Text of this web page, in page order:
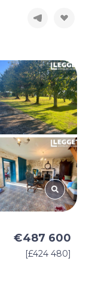
€487 600
[£424 480]